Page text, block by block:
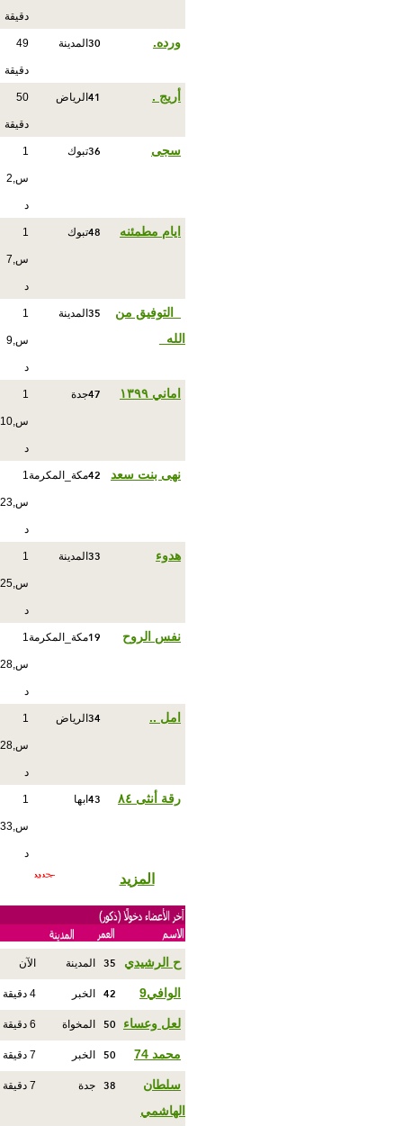
دقيقة
ورده. 30 المدينة 49
دقيقة
أريج . 41 الرياض 50
دقيقة
سجى 36تبوك 1
س,2
د
ايام مطمئنه 48تبوك 1
س,7
د
_التوفيق من
الله_
35 المدينة 1
س,9
د
اماني ١٣٩٩ 47جدة 1
س,10
د
نهى بنت سعد 42مكة_المكرمة1
س,23
د
هدوء 33 المدينة 1
س,25
د
نفس الروح 19مكة_المكرمة1
س,28
د
امل .. 34 الرياض 1
س,28
د
رقة أنثى ٨٤ 43 ابها 1
س,33
د
المزيد
ح الرشيدي 35 المدينة الآن
الوافي9 42 الخبر 4 دقيقة
لعل وعساء 50 المخواة 6 دقيقة
محمد 74 50 الخبر 7 دقيقة
سلطان
الهاشمي
38 جدة 7 دقيقة